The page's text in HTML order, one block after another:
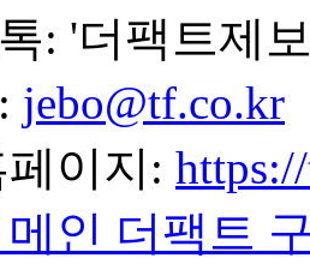
: '더팩트제
jebo@tf.co.kr
페이지:
메인 더팩트